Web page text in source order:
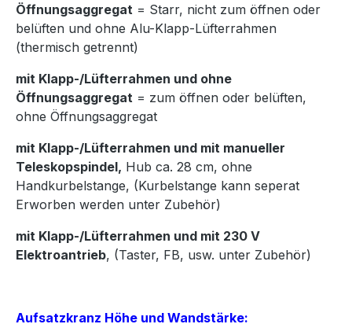
Öffnungsaggregat = Starr, nicht zum öffnen oder
belüften und ohne Alu-Klapp-Lüfterrahmen
(thermisch getrennt)
mit Klapp-/Lüfterrahmen und ohne
Öffnungsaggregat = zum öffnen oder belüften,
ohne Öffnungsaggregat
mit Klapp-/Lüfterrahmen und mit manueller
Teleskopspindel, Hub ca. 28 cm, ohne
Handkurbelstange, (Kurbelstange kann seperat
Erworben werden unter Zubehör)
mit Klapp-/Lüfterrahmen und mit 230 V
Elektroantrieb, (Taster, FB, usw. unter Zubehör)
Aufsatzkranz Höhe und Wandstärke: